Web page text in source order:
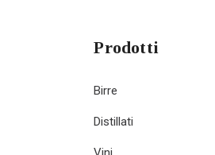
Prodotti
Birre
Distillati